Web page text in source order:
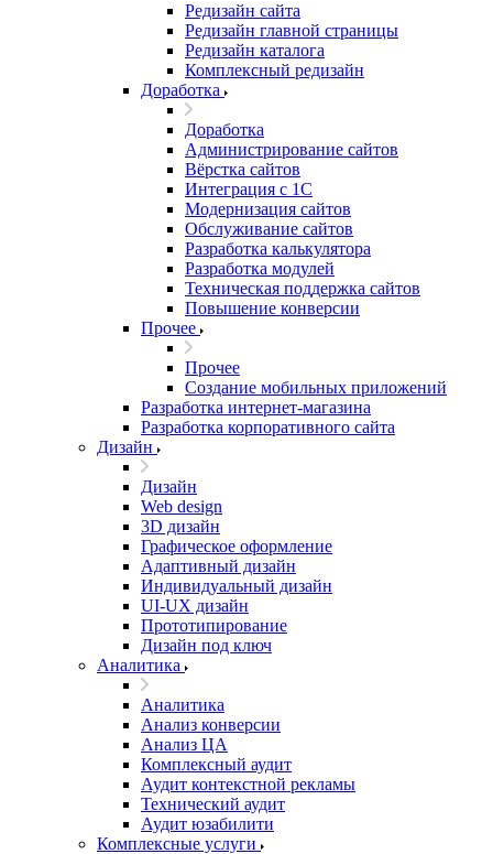
Редизайн сайта
Редизайн главной страницы
Редизайн каталога
Комплексный редизайн
Доработка
Доработка
Администрирование сайтов
Вёрстка сайтов
Интеграция с 1С
Модернизация сайтов
Обслуживание сайтов
Разработка калькулятора
Разработка модулей
Техническая поддержка сайтов
Повышение конверсии
Прочее
Прочее
Создание мобильных приложений
Разработка интернет-магазина
Разработка корпоративного сайта
Дизайн
Дизайн
Web design
3D дизайн
Графическое оформление
Адаптивный дизайн
Индивидуальный дизайн
UI‑UX дизайн
Прототипирование
Дизайн под ключ
Аналитика
Аналитика
Анализ конверсии
Анализ ЦА
Комплексный аудит
Аудит контекстной рекламы
Технический аудит
Аудит юзабилити
Комплексные услуги